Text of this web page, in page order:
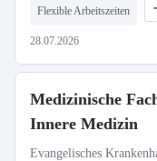
Flexible Arbeitszeiten
28.07.2026
Medizinische
Innere Medizin
Evangelisches